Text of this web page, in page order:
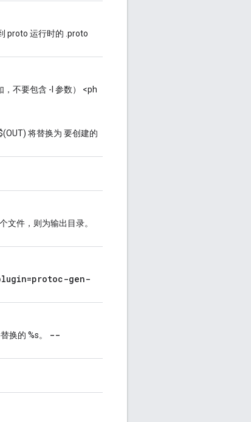
proto 运行时的 .proto
不要包含 -I 参数） <ph
将替换为 要创建的
文件，则为输出目录。
gen-
换的 %s。
--